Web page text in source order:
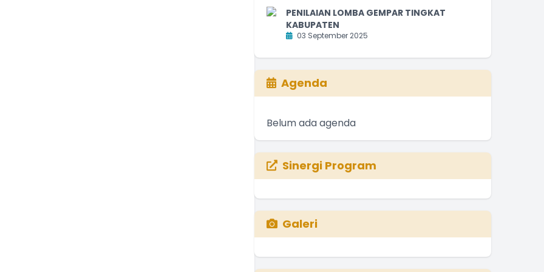
PENILAIAN LOMBA GEMPAR TINGKAT
KABUPATEN
03 September 2025
Agenda
Belum ada agenda
Sinergi Program
Galeri